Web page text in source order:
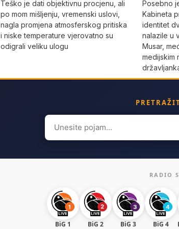
Teško je dati objektivnu procjenu, ali
po mom mišljenju, vremenski uslovi,
nagla promjena atmosferskog pritiska
i niske temperature vjerovatno su
odigrali veliku ulogu
Posebno
Kabineta
identitet
nalazile u
Musar,
medijskim
Search
for:
RADIO
BiG 1 BiG 2 BiG 3 BiG 4